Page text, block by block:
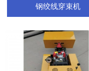
钢绞线穿束机